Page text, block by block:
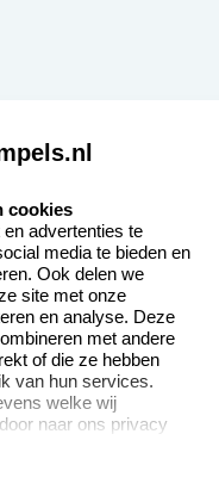
opnemen
gestelde vragen
cookies
advertenties te
media te bieden en
Ook delen we
site met onze
en analyse. Deze
met andere
of die ze hebben
van hun services.
welke wij
naar ons privacy